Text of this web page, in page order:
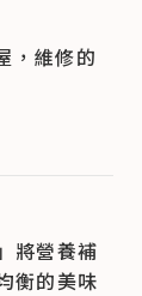
，維修的
將營養補
衡的美味